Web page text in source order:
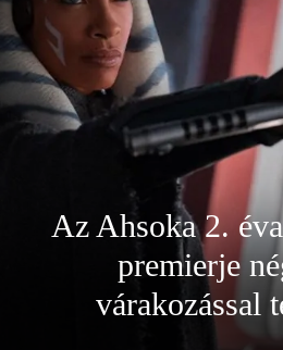
Az Ahsoka 2.
premierje
várakozással